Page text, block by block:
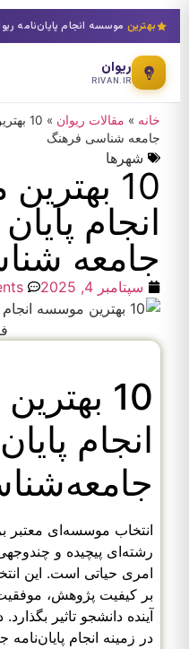
بهترین موسسه انجام پایان‌نامه
ریوان
RIVAN.IR
خانه » مقالات ریوان »
10
جامعه شناسی فرهنگ
شهرها
10
انجام
جامعه
سپتامبر 4, 2025
10
انجام
انتخاب موسسه‌ای معتبر
رشته‌ای پیچیده و
امری حیاتی است. این
بر کیفیت پژوهش،
در زمینه انجام